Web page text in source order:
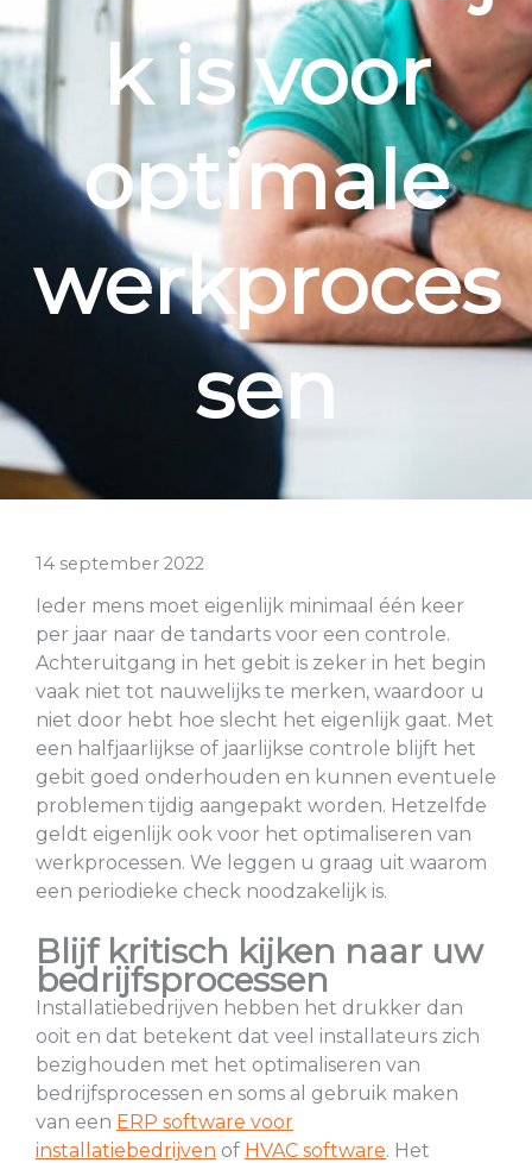
k is voor
optimale
werkproces
sen
14 september 2022
Ieder mens moet eigenlijk minimaal één keer
per jaar naar de tandarts voor een controle.
Achteruitgang in het gebit is zeker in het begin
vaak niet tot nauwelijks te merken, waardoor u
niet door hebt hoe slecht het eigenlijk gaat. Met
een halfjaarlijkse of jaarlijkse controle blijft het
gebit goed onderhouden en kunnen eventuele
problemen tijdig aangepakt worden. Hetzelfde
geldt eigenlijk ook voor het optimaliseren van
werkprocessen. We leggen u graag uit waarom
een periodieke check noodzakelijk is.
Blijf kritisch kijken naar uw
bedrijfsprocessen
Installatiebedrijven hebben het drukker dan
ooit en dat betekent dat veel installateurs zich
bezighouden met het optimaliseren van
bedrijfsprocessen en soms al gebruik maken
van een ERP software voor
installatiebedrijven of HVAC software. Het